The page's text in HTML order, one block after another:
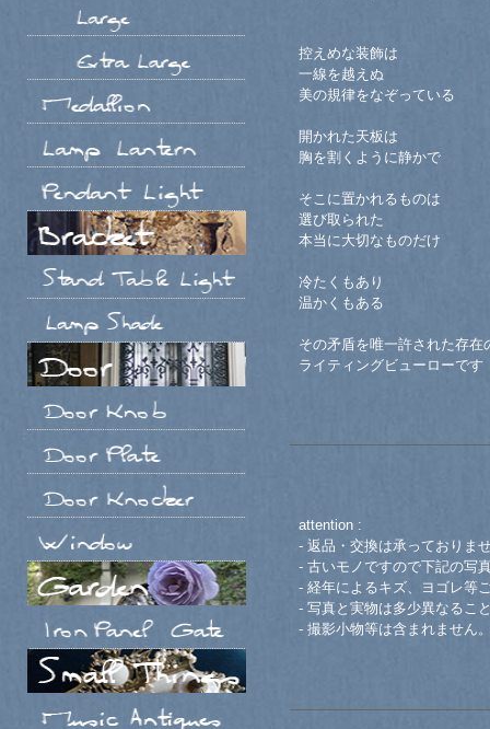
控えめな装飾は
一線を越えぬ
美の規律をなぞっている
開かれた天板は
胸を割くように静かで
そこに置かれるものは
選び取られた
本当に大切なものだけ
冷たくもあり
温かくもある
その矛盾を唯一許された存在
ライティングビューローです
attention :
- 返品・交換は承っておりま
- 古いモノですので下記の写
- 経年によるキズ、ヨゴレ等
- 写真と実物は多少異なるこ
- 撮影小物等は含まれません